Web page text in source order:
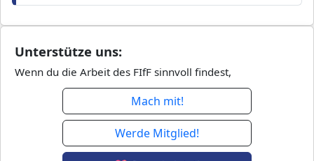
Unterstütze uns:
Wenn du die Arbeit des FIfF sinnvoll findest,
Mach mit!
Werde Mitglied!